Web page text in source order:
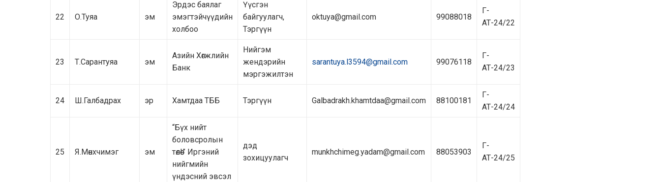
22 О.Туяа эм
Эрдэс баялаг
эмэгтэйчүүдийн
холбоо
Үүсгэн
байгуулагч,
Тэргүүн
oktuya@gmail.com 99088018
Г-
АТ-24/22
23 Т.Сарантуяа эм
Азийн Хөгжлийн
Банк
Нийгэм
жендэрийн
мэргэжилтэн
sarantuya.l3594@gmail.com 99076118
Г-
АТ-24/23
24 Ш.Галбадрах эр Хамтдаа ТББ Тэргүүн Galbadrakh.khamtdaa@gmail.com 88100181
Г-
АТ-24/24
25 Я.Мөнхчимэг эм
“Бүх нийт
боловсролын
төлөө!” Иргэний
нийгмийн
үндэсний эвсэл
дэд
зохицуулагч
munkhchimeg.yadam@gmail.com 88053903
Г-
АТ-24/25